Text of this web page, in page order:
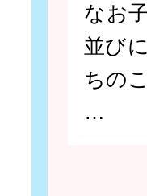
なお
並び
ちの
…